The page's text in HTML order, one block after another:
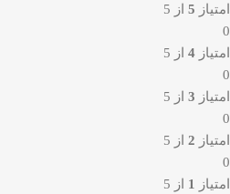
امتیاز 5 از 5
0
امتیاز 4 از 5
0
امتیاز 3 از 5
0
امتیاز 2 از 5
0
امتیاز
1 از 5